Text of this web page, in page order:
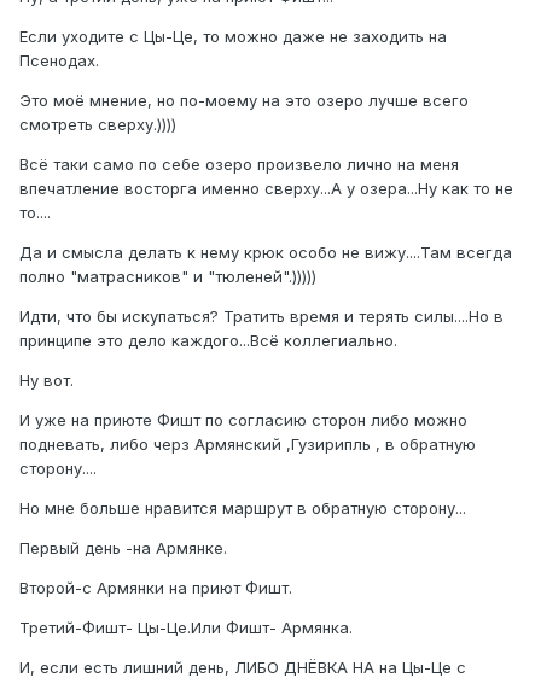
Если уходите с Цы-Це, то можно даже не заходить на
Псенодах.
Это моё мнение, но по-моему на это озеро лучше всего
смотреть сверху.))))
Всё таки само по себе озеро произвело лично на меня
впечатление восторга именно сверху...А у озера...Ну как то не
то....
Да и смысла делать к нему крюк особо не вижу....Там всегда
полно "матрасников" и "тюленей".)))))
Идти, что бы искупаться? Тратить время и терять силы....Но в
принципе это дело каждого...Всё коллегиально.
Ну вот.
И уже на приюте Фишт по согласию сторон либо можно
подневать, либо черз Армянский ,Гузирипль , в обратную
сторону....
Но мне больше нравится маршрут в обратную сторону...
Первый день -на Армянке.
Второй-с Армянки на приют Фишт.
Третий-Фишт- Цы-Це.Или Фишт- Армянка.
И, если есть лишний день, ЛИБО ДНЁВКА НА на Цы-Це с